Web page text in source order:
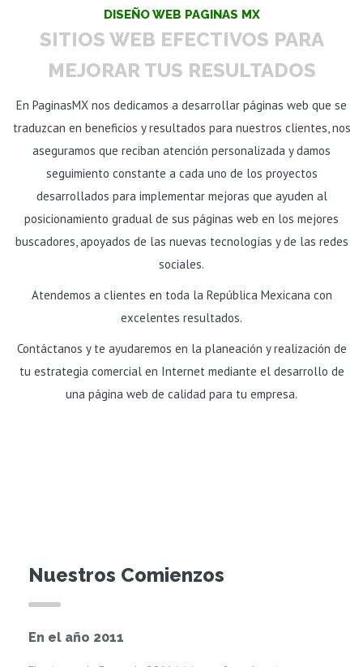
DISEÑO WEB PAGINAS MX
SITIOS WEB EFECTIVOS PARA
MEJORAR TUS RESULTADOS
En PaginasMX nos dedicamos a desarrollar páginas web que se
traduzcan en beneficios y resultados para nuestros clientes, nos
aseguramos que reciban atención personalizada y damos
seguimiento constante a cada uno de los proyectos
desarrollados para implementar mejoras que ayuden al
posicionamiento gradual de sus páginas web en los mejores
buscadores, apoyados de las nuevas tecnologías y de las redes
sociales.
Atendemos a clientes en toda la República Mexicana con
excelentes resultados.
Contáctanos y te ayudaremos en la planeación y realización de
tu estrategia comercial en Internet mediante el desarrollo de
una página web de calidad para tu empresa.
Nuestros Comienzos
En el año 2011